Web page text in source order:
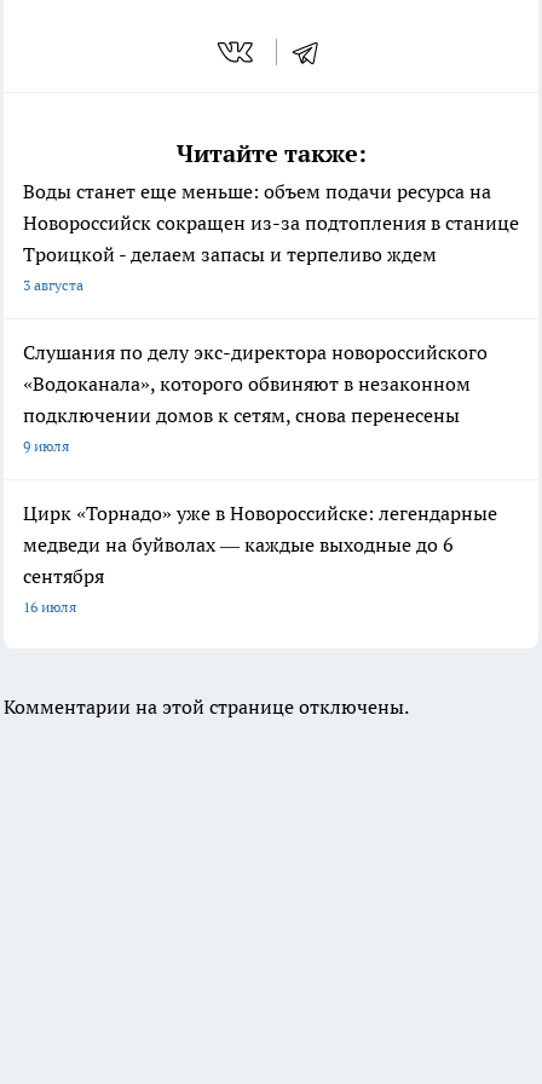
Читайте также:
Воды станет еще меньше: объем подачи ресурса на
Новороссийск сокращен из-за подтопления в станице
Троицкой - делаем запасы и терпеливо ждем
3 августа
Слушания по делу экс-директора новороссийского
«Водоканала», которого обвиняют в незаконном
подключении домов к сетям, снова перенесены
9 июля
Цирк «Торнадо» уже в Новороссийске: легендарные
медведи на буйволах — каждые выходные до 6
сентября
16 июля
Комментарии на этой странице отключены.